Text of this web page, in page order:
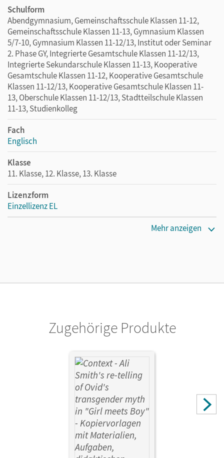
Schulform
Abendgymnasium, Gemeinschaftsschule Klassen 11-12,
Gemeinschaftsschule Klassen 11-13, Gymnasium Klassen
5/7-10, Gymnasium Klassen 11-12/13, Institut oder Seminar
2. Phase GY, Integrierte Gesamtschule Klassen 11-12/13,
Integrierte Sekundarschule Klassen 11-13, Kooperative
Gesamtschule Klassen 11-12, Kooperative Gesamtschule
Klassen 11-12/13, Kooperative Gesamtschule Klassen 11-
13, Oberschule Klassen 11-12/13, Stadtteilschule Klassen
11-13, Studienkolleg
Fach
Englisch
Klasse
11. Klasse, 12. Klasse, 13. Klasse
Lizenzform
Einzellizenz EL
Mehr anzeigen
Zugehörige Produkte